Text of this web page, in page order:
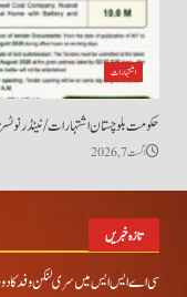
اشتہارات
حکومت بلوچستان اشتہارات/ ٹینڈر
اگست 7, 2026
تازہ خبریں
سی اے ایس ایس میں سری لنکن وفد کا